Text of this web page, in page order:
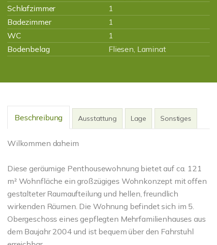
Schlafzimmer
1
Badezimmer
1
WC
1
Bodenbelag
Fliesen, Laminat
Beschreibung Ausstattung Lage Sonstiges
Wilkommen daheim
Diese geräumige Penthousewohnung bietet auf ca. 121
m² Wohnfläche ein großzügiges Wohnkonzept mit offen
gestalteter Raumaufteilung und hellen, freundlich
wirkenden Räumen. Die Wohnung befindet sich im 5.
Obergeschoss eines gepflegten Mehrfamilienhauses aus
dem Baujahr 2004 und ist bequem über den Fahrstuhl